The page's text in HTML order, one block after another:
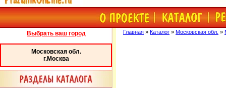
Выбрать ваш город
Московская обл.
г.Москва
Главная » Каталог » Московская обл. »